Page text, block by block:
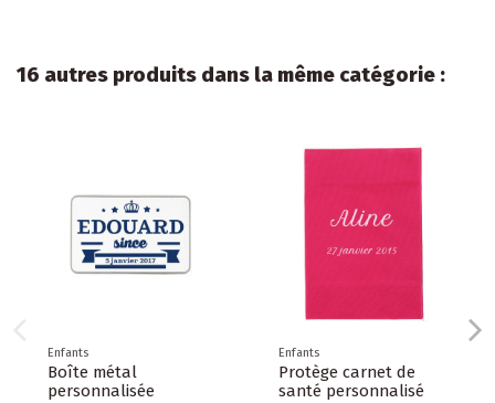
16 autres produits dans la même catégorie :
Enfants
Boîte métal
personnalisée
Enfants
Protège carnet de
santé personnalisé